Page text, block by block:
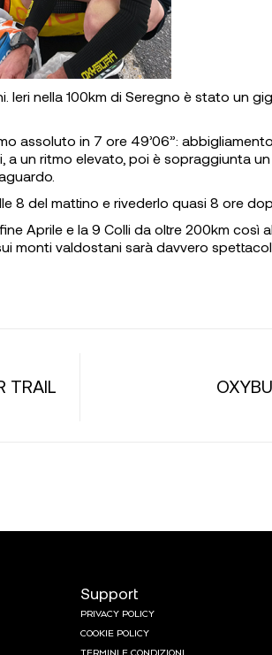
Ieri nella 100km di Seregno è stato un
assoluto in 7 ore 49’06”:
un ritmo elevato, poi è sopraggiunta
8 del mattino e rivederlo quasi 8 ore
Aprile e la 9 Colli da oltre 200km così
monti valdostani sarà davvero
TRAIL
Support
PRIVACY POLICY
COOKIE POLICY
TERMINI E CONDIZIONI